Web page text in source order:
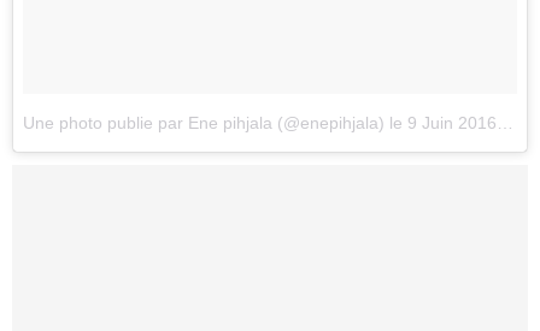
Une photo publie par Ene pihjala (@enepihjala) le 9 Juin 2016 5h20 PDT